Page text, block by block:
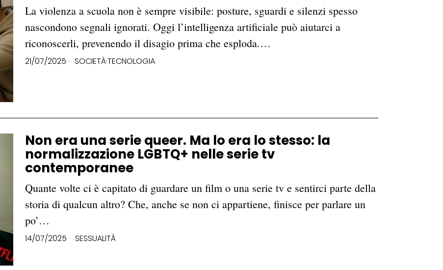
La violenza a scuola non è sempre visibile: posture, sguardi e silenzi spesso
nascondono segnali ignorati. Oggi l’intelligenza artificiale può aiutarci a
riconoscerli, prevenendo il disagio prima che esploda.…
21/07/2025 SOCIETÀ·TECNOLOGIA
Non era una serie queer. Ma lo era lo stesso: la
normalizzazione LGBTQ+ nelle serie tv
contemporanee
Quante volte ci è capitato di guardare un film o una serie tv e sentirci parte della
storia di qualcun altro? Che, anche se non ci appartiene, finisce per parlare un
po’…
14/07/2025 SESSUALITÀ